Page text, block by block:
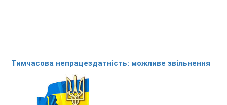
Тимчасова непрацездатність: можливе звільнення